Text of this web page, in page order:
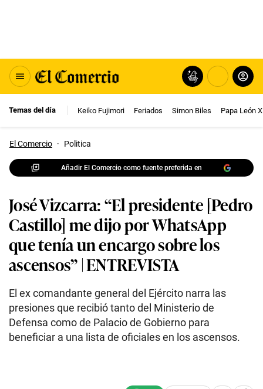
Temas del día Keiko Fujimori Feriados Simon Biles Papa León
El Comercio · Politica
Añadir El Comercio como fuente preferida en
José Vizcarra: “El presidente [Pedro
Castillo] me dijo por WhatsApp
que tenía un encargo sobre los
ascensos” | ENTREVISTA
El ex comandante general del Ejército narra las
presiones que recibió tanto del Ministerio de
Defensa como de Palacio de Gobierno para
beneficiar a una lista de oficiales en los ascensos.